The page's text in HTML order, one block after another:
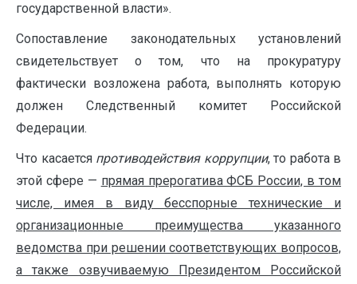
государственной власти».
Сопоставление законодательных установлений
свидетельствует о том, что на прокуратуру
фактически возложена работа, выполнять которую
должен Следственный комитет Российской
Федерации.
Что касается противодействия коррупции, то работа в
этой сфере — прямая прерогатива ФСБ России, в том
числе, имея в виду бесспорные технические и
организационные преимущества указанного
ведомства при решении соответствующих вопросов,
а также озвучиваемую Президентом Российской